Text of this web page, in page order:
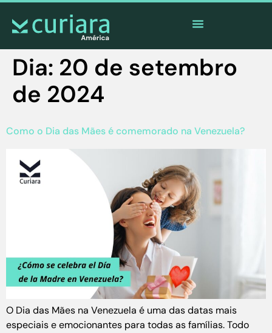
Dia: 20 de setembro
de 2024
Como o Dia das Mães é comemorado na Venezuela?
O Dia das Mães na Venezuela é uma das datas mais
especiais e emocionantes para todas as famílias. Todo